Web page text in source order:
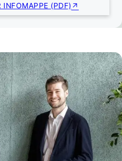
INFOMAPPE (PDF)